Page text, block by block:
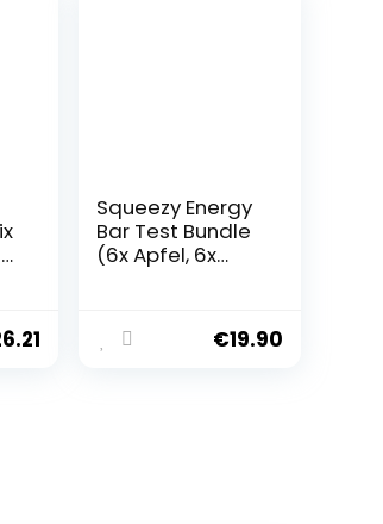
Squeezy Energy
Bar Test Bundle
(6x Apfel, 6x
Pack –
Kohlenhydratrei
€19.90